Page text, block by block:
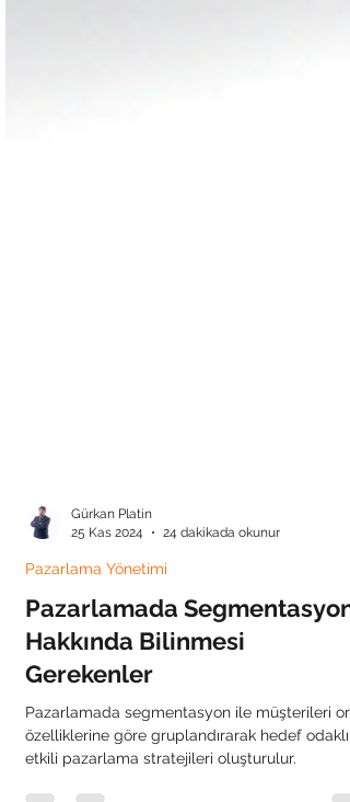
25 Kas 2024
24 dakikada okunur
Pazarlama Yönetimi
Pazarlamada Segmentasyon
Hakkında Bilinmesi
Gerekenler
Pazarlamada segmentasyon ile müşterileri